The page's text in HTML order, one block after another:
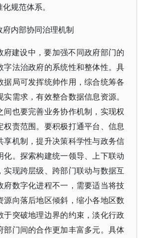
规范体系。
府内部协同治理机制
府建设中，要加强不同政府部门的
字法治政府的系统性和整体性。具
据局可发挥统帅作用，综合统筹各
需求，有效整合数据信息资源。
间也要完善业务协作机制，实现权
权责范围。要积极打通平台、信息
享机制，提升决策科学性与政务信
化。探索构建统一领导、上下联动
实现跨层级、跨部门联动与数据互
府数字化进程不一，需要适当将技
源向落后地区倾斜，缩小各地区数
于突破地理边界的约束，淡化行政
部门间的合作更加丰富多元。具体